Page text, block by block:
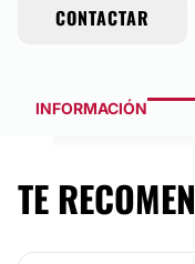
CONTACTAR
INFORMACIÓN
TE